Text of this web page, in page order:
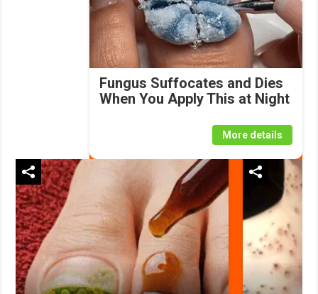
Fungus Suffocates and Dies
When You Apply This at Night
More details